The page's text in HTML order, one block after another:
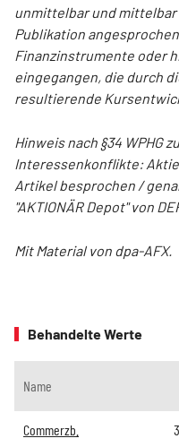
unmittelbar und
Publikation
Finanzinstrumente oder
eingegangen, die durch
resultierende
Hinweis nach §34 WPHG
Interessenkonflikte:
Artikel besprochen /
"AKTIONÄR Depot" von
Mit Material von dpa-AFX.
Behandelte Werte
Name
Commerzb.